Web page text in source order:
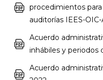
procedimientos
auditorías IEES-
Acuerdo
inhábiles y periodos
Acuerdo